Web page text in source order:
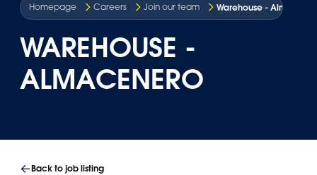
Homepage Careers Join our team Warehouse -
WAREHOUSE -
ALMACENERO
Back to job listing